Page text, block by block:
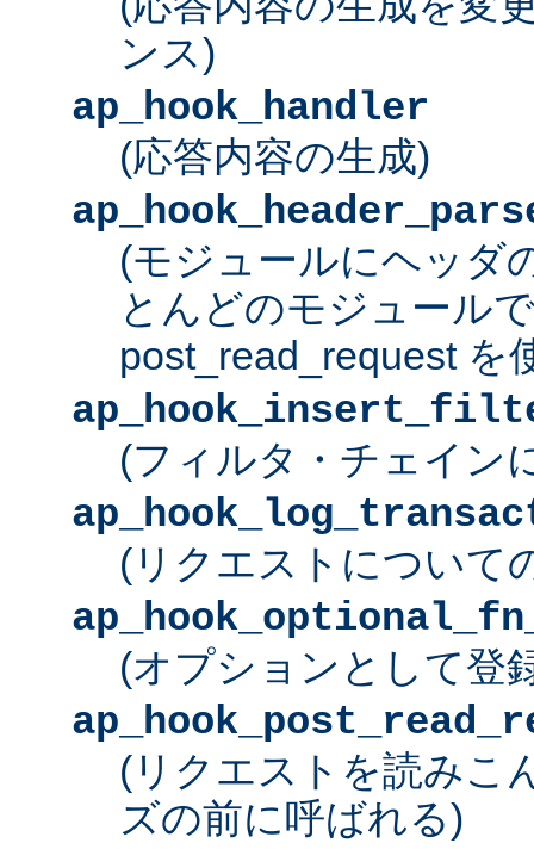
ンス)
ap_hook_handler
(応答内容の生成)
(モジュールにヘッダ
とんどのモジュール
post_read_request を
(フィルタ・チェイン
(リクエストについて
(オプションとして登
(リクエストを読みこ
ズの前に呼ばれる)